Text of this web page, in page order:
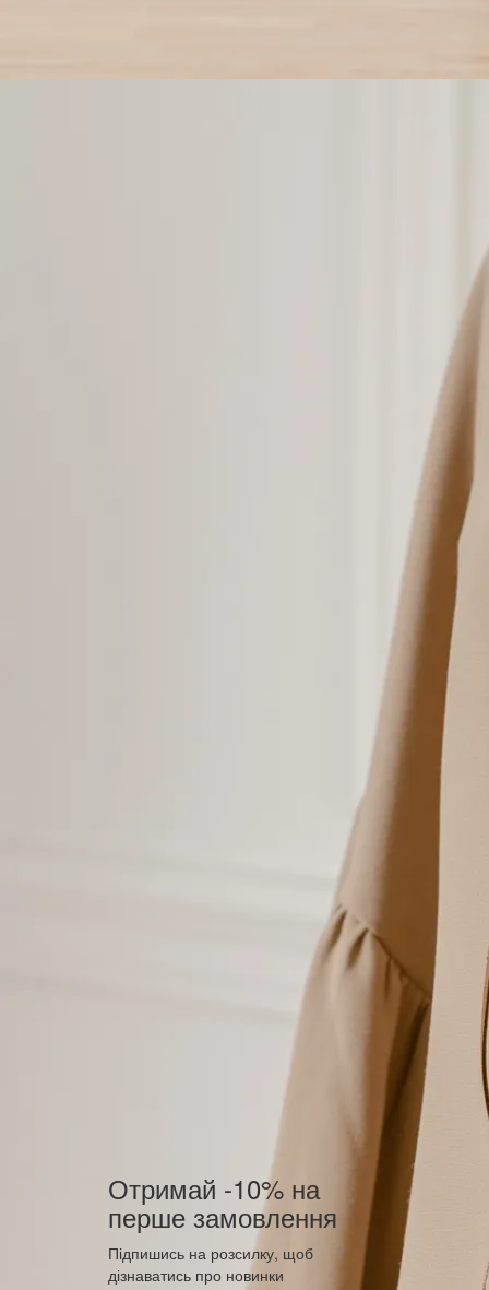
Отримай -10% на
перше замовлення
Підпишись на розсилку, щоб
дізнаватись про новинки